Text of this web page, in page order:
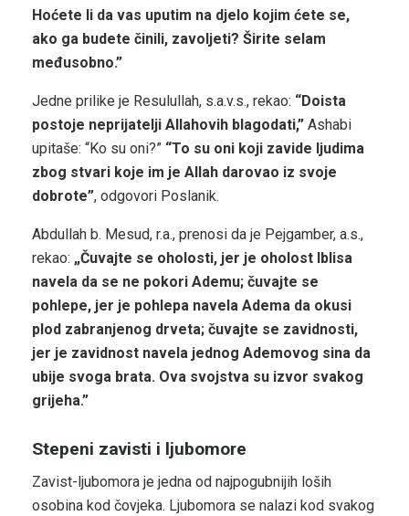
Hoćete li da vas uputim na djelo kojim ćete se,
ako ga budete činili, zavoljeti? Širite selam
međusobno.”
Jedne prilike je Resulullah, s.a.v.s., rekao: “Doista
postoje neprijatelji Allahovih blagodati,” Ashabi
upitaše: “Ko su oni?” “To su oni koji zavide ljudima
zbog stvari koje im je Allah darovao iz svoje
dobrote”, odgovori Poslanik.
Abdullah b. Mesud, r.a., prenosi da je Pejgamber, a.s.,
rekao: „Čuvajte se oholosti, jer je oholost Iblisa
navela da se ne pokori Ademu; čuvajte se
pohlepe, jer je pohlepa navela Adema da okusi
plod zabranjenog drveta; čuvajte se zavidnosti,
jer je zavidnost navela jednog Ademovog sina da
ubije svoga brata. Ova svojstva su izvor svakog
grijeha.”
Stepeni zavisti i ljubomore
Zavist-ljubomora je jedna od najpogubnijih loših
osobina kod čovjeka. Ljubomora se nalazi kod svakog